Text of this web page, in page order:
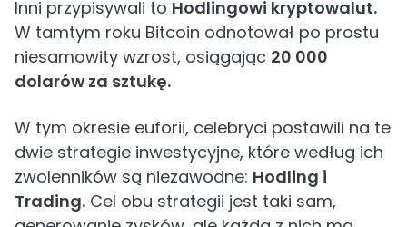
Inni przypisywali to Hodlingowi kryptowalut.
W tamtym roku Bitcoin odnotował po prostu
niesamowity wzrost, osiągając 20 000
dolarów za sztukę.
W tym okresie euforii, celebryci postawili na te
dwie strategie inwestycyjne, które według ich
zwolenników są niezawodne: Hodling i
Trading. Cel obu strategii jest taki sam,